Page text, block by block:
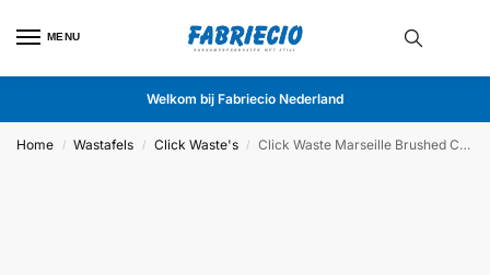
MENU
Welkom bij Fabriecio Nederland
Home / Wastafels / Click Waste's / Click Waste Marseille Brushed Copper